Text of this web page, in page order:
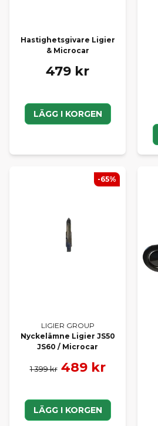
Hastighetsgivare Ligier
& Microcar
479 kr
LÄGG I KORGEN
LIGIER GROUP
Nyckelämne Ligier JS50
JS60 / Microcar
1 399 kr 489 kr
LÄGG I KORGEN
-65%